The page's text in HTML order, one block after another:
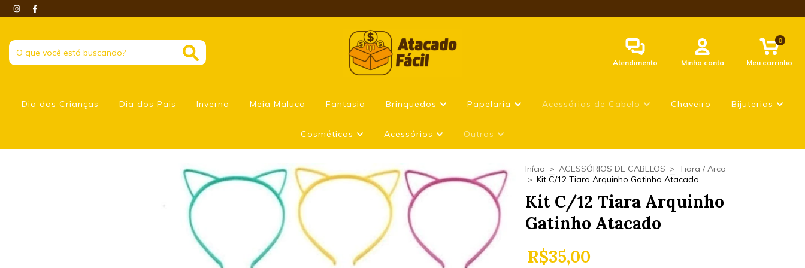
Atendimento Minha conta Meu carrinho
0
Dia das Crianças Dia dos Pais Inverno Meia Maluca Fantasia Brinquedos Papelaria Acessórios de Cabelo Chaveiro Bijuterias
Cosméticos Acessórios Outros
Início > ACESSÓRIOS DE CABELOS > Tiara / Arco
> Kit C/12 Tiara Arquinho Gatinho Atacado
Kit C/12 Tiara Arquinho
Gatinho Atacado
R$35,00